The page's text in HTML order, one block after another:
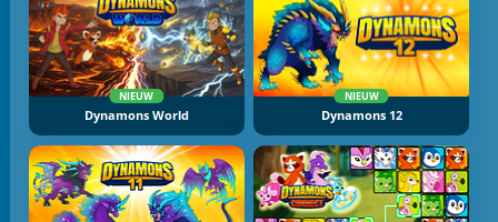
NIEUW
Dynamons World
NIEUW
Dynamons 12